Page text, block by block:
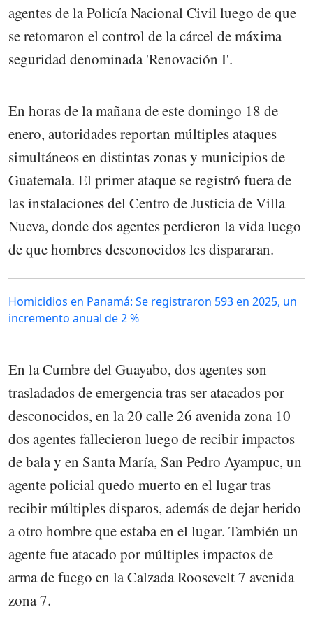
agentes de la Policía Nacional Civil luego de que
se retomaron el control de la cárcel de máxima
seguridad denominada 'Renovación I'.
En horas de la mañana de este domingo 18 de
enero, autoridades reportan múltiples ataques
simultáneos en distintas zonas y municipios de
Guatemala. El primer ataque se registró fuera de
las instalaciones del Centro de Justicia de Villa
Nueva, donde dos agentes perdieron la vida luego
de que hombres desconocidos les dispararan.
Homicidios en Panamá: Se registraron 593 en 2025, un
incremento anual de 2 %
En la Cumbre del Guayabo, dos agentes son
trasladados de emergencia tras ser atacados por
desconocidos, en la 20 calle 26 avenida zona 10
dos agentes fallecieron luego de recibir impactos
de bala y en Santa María, San Pedro Ayampuc, un
agente policial quedo muerto en el lugar tras
recibir múltiples disparos, además de dejar herido
a otro hombre que estaba en el lugar. También un
agente fue atacado por múltiples impactos de
arma de fuego en la Calzada Roosevelt 7 avenida
zona 7.